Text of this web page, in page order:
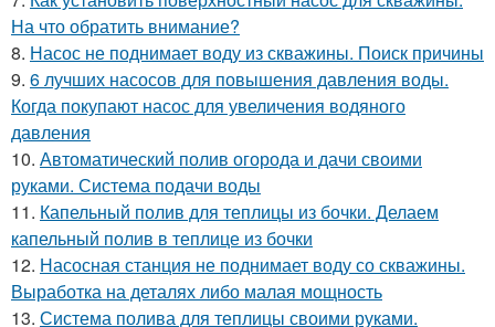
На что обратить внимание?
8. Насос не поднимает воду из скважины. Поиск причины
9. 6 лучших насосов для повышения давления воды.
Когда покупают насос для увеличения водяного
давления
10. Автоматический полив огорода и дачи своими
руками. Система подачи воды
11. Капельный полив для теплицы из бочки. Делаем
капельный полив в теплице из бочки
12. Насосная станция не поднимает воду со скважины.
Выработка на деталях либо малая мощность
13. Система полива для теплицы своими руками.